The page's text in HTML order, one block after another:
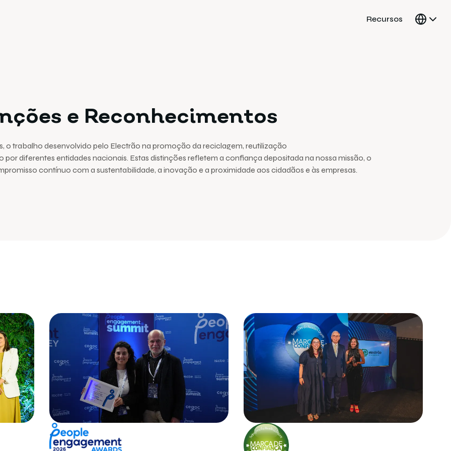
Recursos
e Reconhecimentos
o trabalho desenvolvido pelo Electrão na promoção da reciclagem, reutilização
diferentes entidades nacionais. Estas distinções refletem a confiança depositada na nossa missão, o
contínuo com a sustentabilidade, a inovação e a proximidade aos cidadãos e às empresas.